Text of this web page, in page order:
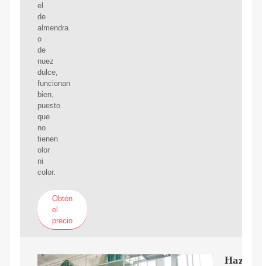
el
de
almendra
o
de
nuez
dulce,
funcionan
bien,
puesto
que
no
tienen
olor
ni
color.
Obtén
el
precio
Haz